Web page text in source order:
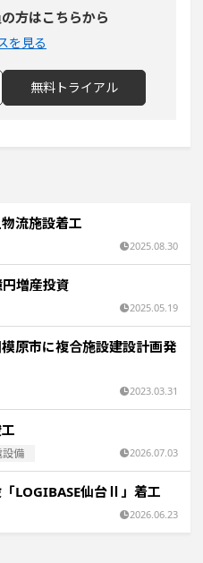
方はこちらから
を見る
無料トライアル
流施設着工
2025.08.30
増産投資
2025.05.19
原市に複合施設建設計画発
2023.03.31
設備 2026.07.03
LOGIBASE仙台Ⅱ」着工
2026.06.23